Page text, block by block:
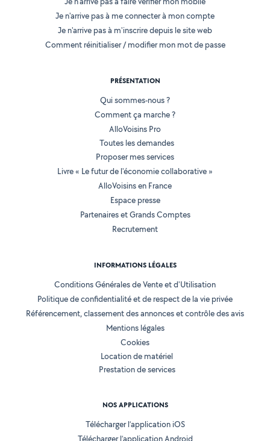
Je n'arrive pas à me connecter à mon compte
Je n'arrive pas à m'inscrire depuis le site web
Comment réinitialiser / modifier mon mot de passe
PRÉSENTATION
Qui sommes-nous ?
Comment ça marche ?
AlloVoisins Pro
Toutes les demandes
Proposer mes services
Livre « Le futur de l'économie collaborative »
AlloVoisins en France
Espace presse
Partenaires et Grands Comptes
Recrutement
INFORMATIONS LÉGALES
Conditions Générales de Vente et d'Utilisation
Politique de confidentialité et de respect de la vie privée
Référencement, classement des annonces et contrôle des avis
Mentions légales
Cookies
Location de matériel
Prestation de services
NOS APPLICATIONS
Télécharger l’application iOS
Télécharger l’application Android